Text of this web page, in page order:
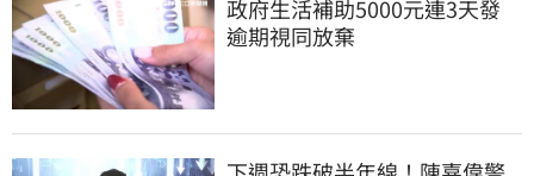
政府生活補助5000元連3天發
逾期視同放棄